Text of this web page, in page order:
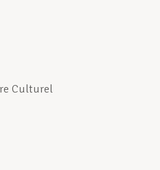
Culturel